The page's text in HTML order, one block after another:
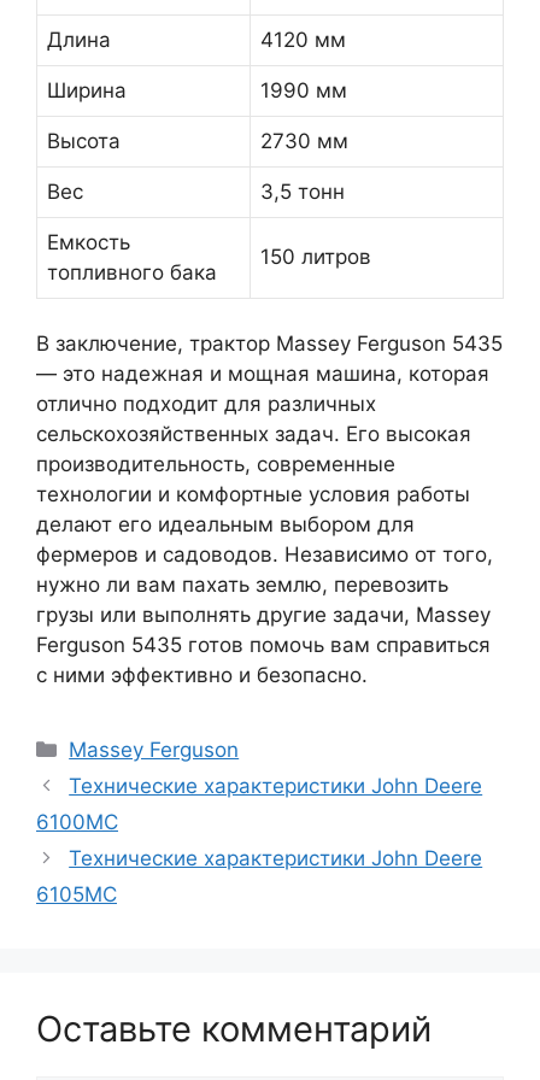
Длина 4120 мм
Ширина 1990 мм
Высота 2730 мм
Вес 3,5 тонн
Емкость
топливного бака
150 литров
В заключение, трактор Massey Ferguson 5435
— это надежная и мощная машина, которая
отлично подходит для различных
сельскохозяйственных задач. Его высокая
производительность, современные
технологии и комфортные условия работы
делают его идеальным выбором для
фермеров и садоводов. Независимо от того,
нужно ли вам пахать землю, перевозить
грузы или выполнять другие задачи, Massey
Ferguson 5435 готов помочь вам справиться
с ними эффективно и безопасно.
Рубрики
Massey Ferguson
Технические характеристики John Deere
6100MC
Технические характеристики John Deere
6105MC
Оставьте комментарий